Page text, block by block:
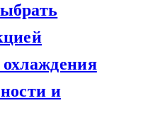
охлаждения
и